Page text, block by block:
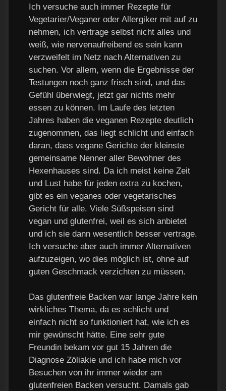
Ich versuche auch immer Rezepte für
Vegetarier/Veganer oder Allergiker mit auf zu
nehmen, ich vertrage selbst nicht alles und
weiß, wie nervenaufreibend es sein kann
verzweifelt im Netz nach Alternativen zu
suchen. Vor allem, wenn die Ergebnisse der
Testungen noch ganz frisch sind, und das
Gefühl überwiegt, jetzt gar nichts mehr
essen zu können. Im Laufe des letzten
Jahres haben die veganen Rezepte deutlich
zugenommen, das liegt schlicht und einfach
daran, dass vegane Gerichte der kleinste
gemeinsame Nenner aller Bewohner des
Hexenhauses sind. Da ich meist keine Zeit
und Lust habe für jeden extra zu kochen,
gibt es ein veganes oder vegetarisches
Gericht für alle. Viele Süßspeisen sind
vegan und glutenfrei, weil es sich anbietet
und ich sie dann wesentlich besser vertrage.
Ich versuche aber auch immer Alternativen
aufzuzeigen, wo dies möglich ist, ohne auf
guten Geschmack verzichten zu müssen.
Das glutenfreie Backen war lange Jahre kein
wirkliches Thema, da es schlicht und
einfach nicht so funktioniert hat, wie ich es
mir gewünscht hätte. Eine sehr gute
Freundin bekam vor gut 15 Jahren die
Diagnose Zöliakie und ich habe mich vor
Besuchen von ihr immer wieder am
glutenfreien Backen versucht. Damals gab